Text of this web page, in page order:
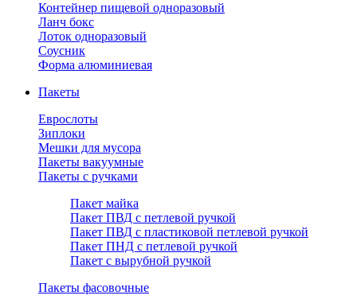
Контейнер пищевой одноразовый
Ланч бокс
Лоток одноразовый
Соусник
Форма алюминиевая
Пакеты
Еврослоты
Зиплоки
Мешки для мусора
Пакеты вакуумные
Пакеты с ручками
Пакет майка
Пакет ПВД с петлевой ручкой
Пакет ПВД с пластиковой петлевой ручкой
Пакет ПНД с петлевой ручкой
Пакет с вырубной ручкой
Пакеты фасовочные